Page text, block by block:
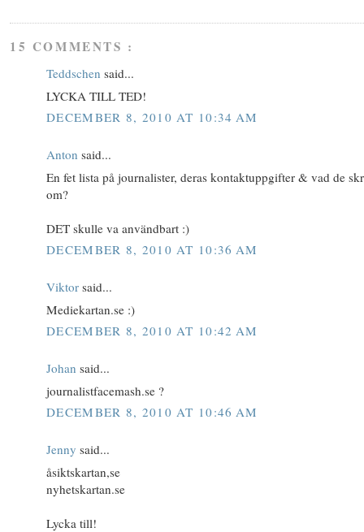
15 COMMENTS :
Teddschen said...
LYCKA TILL TED!
DECEMBER 8, 2010 AT 10:34 AM
Anton said...
En fet lista på journalister, deras kontaktuppgifter & vad de
om?
DET skulle va användbart :)
DECEMBER 8, 2010 AT 10:36 AM
Viktor said...
Mediekartan.se :)
DECEMBER 8, 2010 AT 10:42 AM
Johan said...
journalistfacemash.se ?
DECEMBER 8, 2010 AT 10:46 AM
Jenny said...
åsiktskartan,se
nyhetskartan.se
Lycka till!